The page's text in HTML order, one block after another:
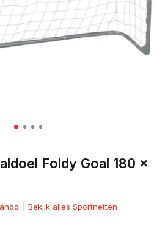
Foldy Goal 180 x
Bekijk alles Sportnetten